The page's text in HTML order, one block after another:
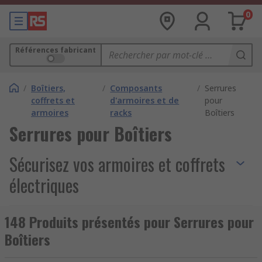
0
Références fabricant
/ Boîtiers,
coffrets et
armoires
/ Composants
d'armoires et de
racks
/ Serrures
pour
Boîtiers
Serrures pour Boîtiers
Sécurisez vos armoires et coffrets
électriques
Vous recherchez des serrures pour boîtiers
serrure d’armoire électrique , uneserrure pour
coffret électrique
148 Produits présentés pour Serrures pour
Boîtiers